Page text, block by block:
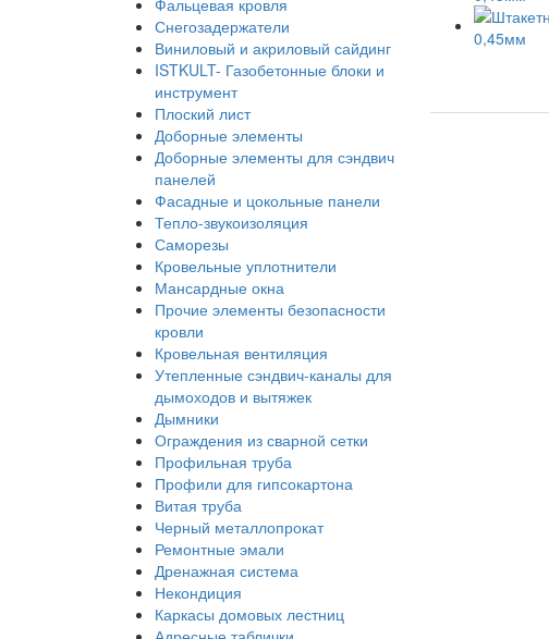
Снегозадержатели
Виниловый и акриловый сайдинг
ISTKULT- Газобетонные блоки и
инструмент
Плоский лист
Доборные элементы
Доборные элементы для сэндвич
панелей
Фасадные и цокольные панели
Тепло-звукоизоляция
Саморезы
Кровельные уплотнители
Мансардные окна
Прочие элементы безопасности
кровли
Кровельная вентиляция
Утепленные сэндвич-каналы для
дымоходов и вытяжек
Дымники
Ограждения из сварной сетки
Профильная труба
Профили для гипсокартона
Витая труба
Черный металлопрокат
Ремонтные эмали
Дренажная система
Некондиция
Каркасы домовых лестниц